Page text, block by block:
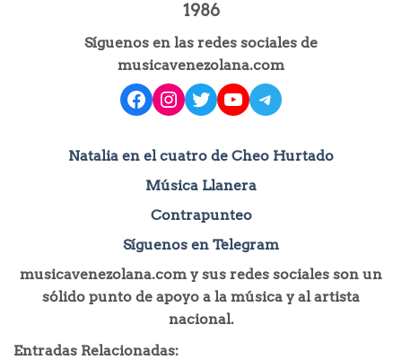
1986
Síguenos en las redes sociales de
musicavenezolana.com
facebook
instagram
Twitter
YouTube
Telegram
Natalia en el cuatro de Cheo Hurtado
Música Llanera
Contrapunteo
Síguenos en Telegram
musicavenezolana.com y sus redes sociales son un
sólido punto de apoyo a la música y al artista
nacional.
Entradas Relacionadas: